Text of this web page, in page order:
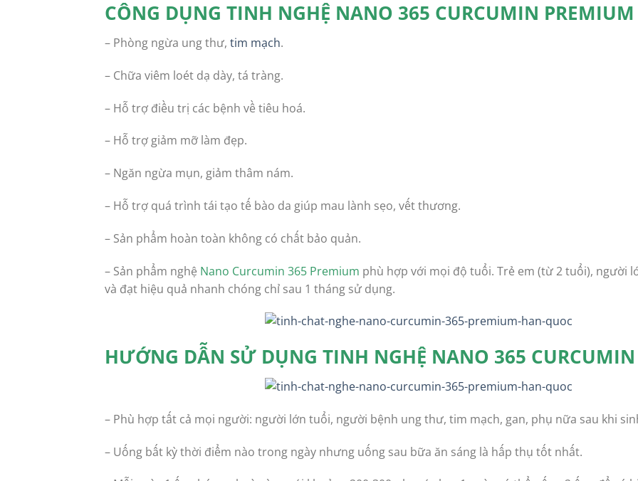
CÔNG DỤNG TINH NGHỆ NANO 365 CURCUMIN PREMIUM
– Phòng ngừa ung thư, tim mạch.
– Chữa viêm loét dạ dày, tá tràng.
– Hỗ trợ điều trị các bệnh về tiêu hoá.
– Hỗ trợ giảm mỡ làm đẹp.
– Ngăn ngừa mụn, giảm thâm nám.
– Hỗ trợ quá trình tái tạo tế bào da giúp mau lành sẹo, vết thương.
– Sản phẩm hoàn toàn không có chất bảo quản.
– Sản phẩm nghệ Nano Curcumin 365 Premium phù hợp với mọi độ tuổi. Trẻ em (từ 2 tuổi), người
và đạt hiệu quả nhanh chóng chỉ sau 1 tháng sử dụng.
HƯỚNG DẪN SỬ DỤNG TINH NGHỆ NANO 365
– Phù hợp tất cả mọi người: người lớn tuổi, người bệnh ung thư, tim mạch, gan, phụ nữa sau khi
– Uống bất kỳ thời điểm nào trong ngày nhưng uống sau bữa ăn sáng là hấp thụ tốt nhất.